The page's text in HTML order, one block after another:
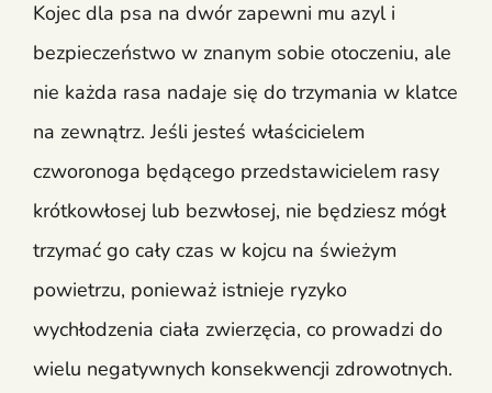
Kojec dla psa na dwór zapewni mu azyl i
bezpieczeństwo w znanym sobie otoczeniu, ale
nie każda rasa nadaje się do trzymania w klatce
na zewnątrz. Jeśli jesteś właścicielem
czworonoga będącego przedstawicielem rasy
krótkowłosej lub bezwłosej, nie będziesz mógł
trzymać go cały czas w kojcu na świeżym
powietrzu, ponieważ istnieje ryzyko
wychłodzenia ciała zwierzęcia, co prowadzi do
wielu negatywnych konsekwencji zdrowotnych.